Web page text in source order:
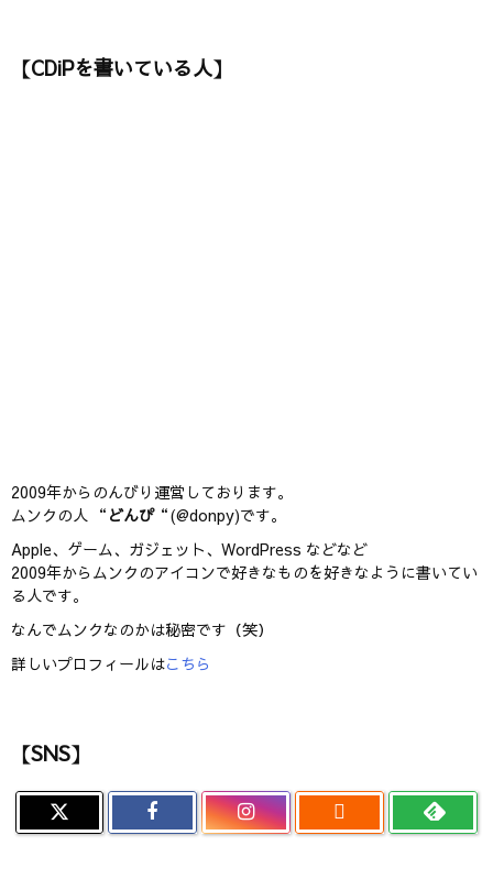
【CDiPを書いている人】
2009年からのんびり運営しております。
ムンクの人 “ どんぴ“(@donpy)です。
Apple、ゲーム、ガジェット、WordPress などなど
2009年からムンクのアイコンで好きなものを好きなように書いてい
る人です。
なんでムンクなのかは秘密です（笑）
詳しいプロフィールはこちら
【SNS】
